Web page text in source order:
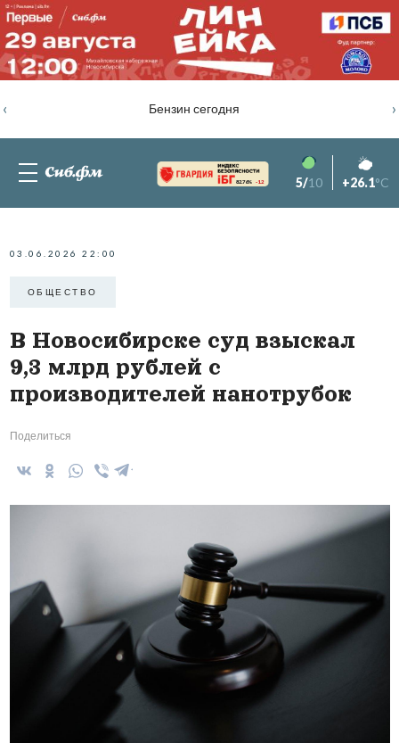
Бензин сегодня
‹ ›
82.76% -1.2 5/10 +26.1°C
03.06.2026 22:00
ОБЩЕСТВО
В Новосибирске суд взыскал
9,3 млрд рублей с
производителей нанотрубок
Поделиться